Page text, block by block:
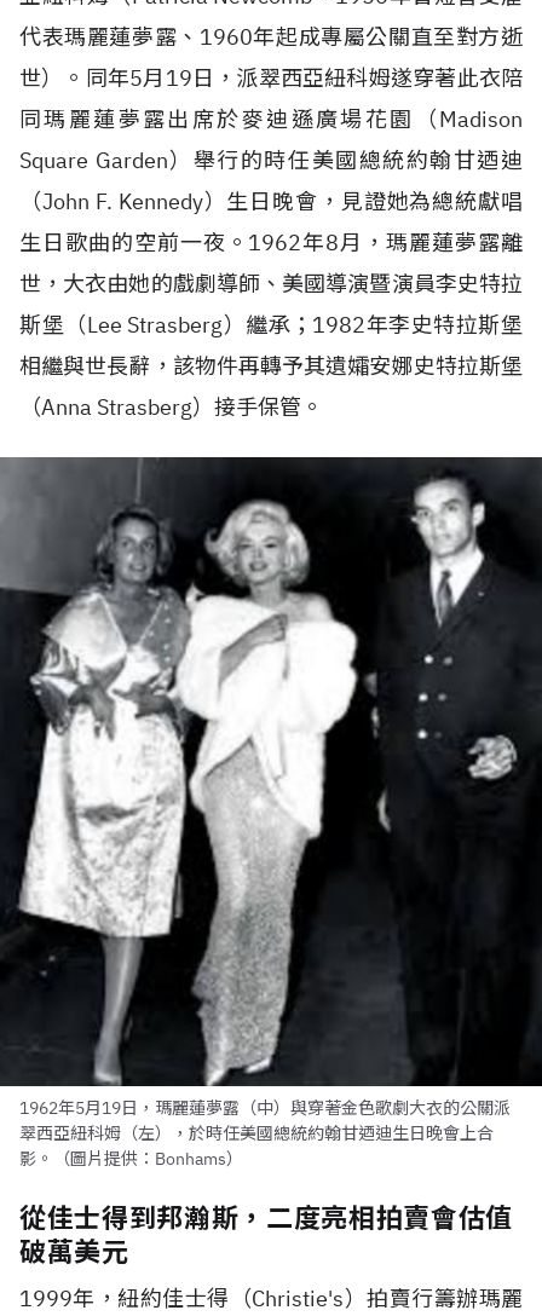
代表瑪麗蓮夢露、1960年起成專屬公關直至對方逝
世）。同年5月19日，派翠西亞紐科姆遂穿著此衣陪
同瑪麗蓮夢露出席於麥迪遜廣場花園（Madison
Square Garden）舉行的時任美國總統約翰甘迺迪
（John F. Kennedy）生日晚會，見證她為總統獻唱
生日歌曲的空前一夜。1962年8月，瑪麗蓮夢露離
世，大衣由她的戲劇導師、美國導演暨演員李史特拉
斯堡（Lee Strasberg）繼承；1982年李史特拉斯堡
相繼與世長辭，該物件再轉予其遺孀安娜史特拉斯堡
（Anna Strasberg）接手保管。
1962年5月19日，瑪麗蓮夢露（中）與穿著金色歌劇大衣的公關派
翠西亞紐科姆（左），於時任美國總統約翰甘迺迪生日晚會上合
影。（圖片提供：Bonhams）
從佳士得到邦瀚斯，二度亮相拍賣會估值
破萬美元
1999年，紐約佳士得（Christie's）拍賣行籌辦瑪麗